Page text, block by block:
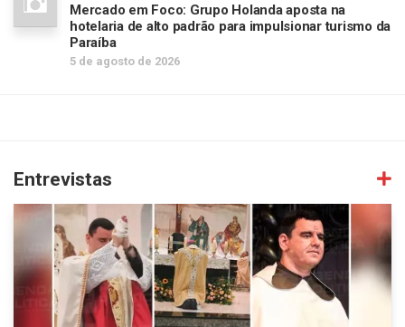
Mercado em Foco: Grupo Holanda aposta na
hotelaria de alto padrão para impulsionar turismo da
Paraíba
5 de agosto de 2026
Entrevistas